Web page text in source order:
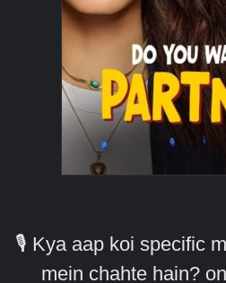
🎙️ Kya aap koi specific
mein chahte hain?